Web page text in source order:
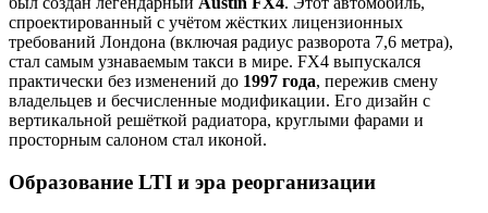
спроектированный с учётом жёстких лицензионных
требований Лондона (включая радиус разворота 7,6 метра),
стал самым узнаваемым такси в мире. FX4 выпускался
практически без изменений до 1997 года, пережив смену
владельцев и бесчисленные модификации. Его дизайн с
вертикальной решёткой радиатора, круглыми фарами и
просторным салоном стал иконой.
Образование LTI и эра реорганизации